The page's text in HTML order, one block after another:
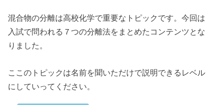
混合物の分離は高校化学で重要なトピックです。今回は
入試で問われる７つの分離法をまとめたコンテンツとな
りました。
ここのトピックは名前を聞いただけで説明できるレベル
にしていってください。